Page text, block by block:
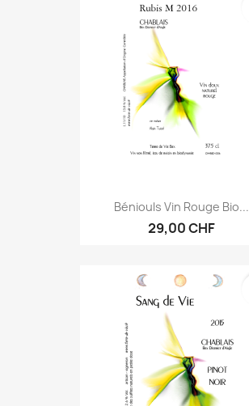
Béniouls Vin Rouge Bio...
29,00 CHF